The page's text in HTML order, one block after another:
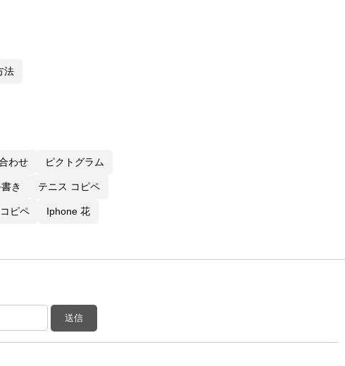
法
わせ ピクトグラム
き テニス コピペ
ピペ Iphone 花
送信